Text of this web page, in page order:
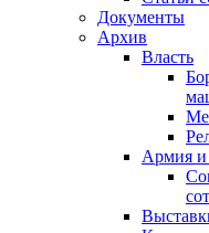
Документы
Архив
Власть
Армия и